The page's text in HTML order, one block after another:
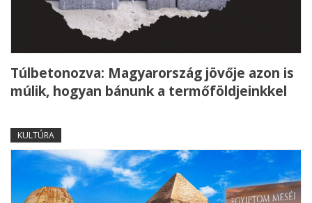
Túlbetonozva: Magyarország jövője azon is
múlik, hogyan bánunk a termőföldjeinkkel
KULTÚRA